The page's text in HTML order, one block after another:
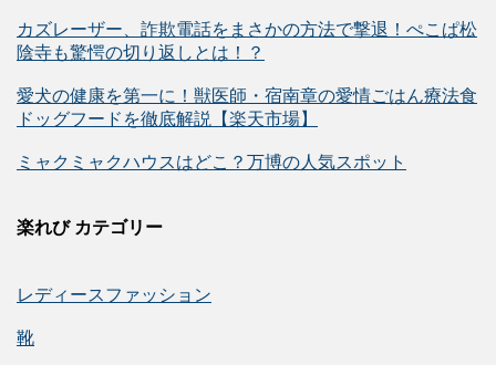
カズレーザー、詐欺電話をまさかの方法で撃退！ぺこぱ松
陰寺も驚愕の切り返しとは！？
愛犬の健康を第一に！獣医師・宿南章の愛情ごはん療法食
ドッグフードを徹底解説【楽天市場】
ミャクミャクハウスはどこ？万博の人気スポット
楽れび カテゴリー
レディースファッション
靴